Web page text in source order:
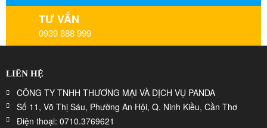
TƯ VẤN
0939 888 999
LIÊN HỆ
CÔNG TY TNHH THƯƠNG MẠI VÀ DỊCH VỤ PANDA
Số 11, Võ Thị Sáu, Phường An Hội, Q. Ninh Kiều, Cần Thơ
Điện thoại: 0710.3769621